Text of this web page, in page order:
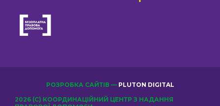
2026 (С) КООРДИНАЦІЙНИЙ ЦЕНТР З НАДАННЯ
РОЗРОБКА САЙТІВ — PLUTON DIGITAL